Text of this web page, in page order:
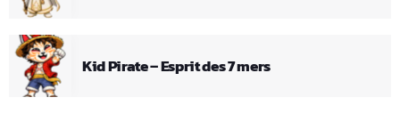
Kid Pirate – Esprit des 7 mers